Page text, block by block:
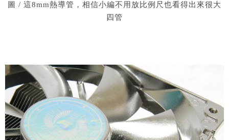
圖 / 這8mm熱導管，相信小編不用放比例尺也看得出來很大
四管